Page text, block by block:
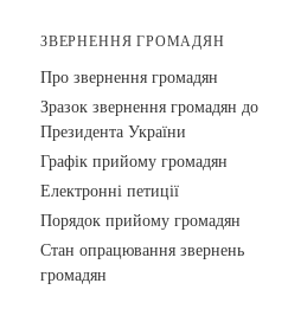
ЗВЕРНЕННЯ ГРОМАДЯН
Про звернення громадян
Зразок звернення громадян до
Президента України
Графік прийому громадян
Електронні петиції
Порядок прийому громадян
Стан опрацювання звернень
громадян